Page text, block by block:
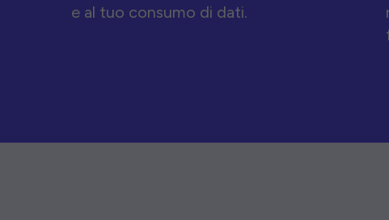
e al tuo consumo di dati.